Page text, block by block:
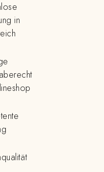
in